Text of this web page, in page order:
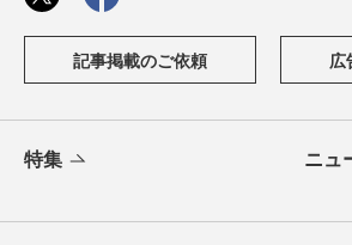
記事掲載のご依頼 広
特集 ニュ